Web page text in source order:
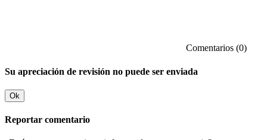
Comentarios (0)
Su apreciación de revisión no puede ser enviada
Ok
Reportar comentario